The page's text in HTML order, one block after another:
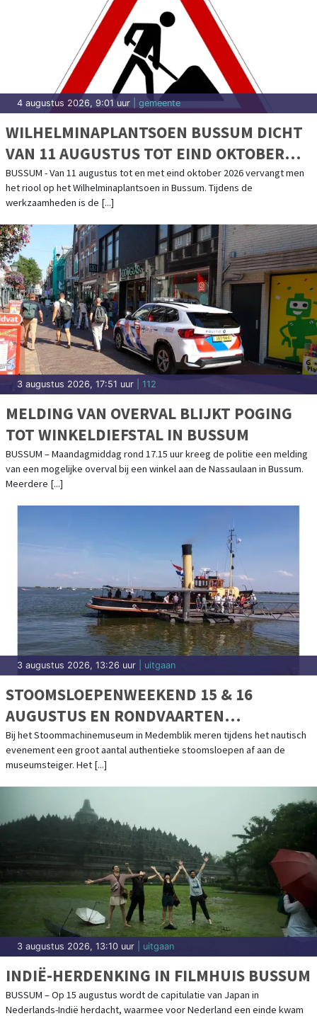
4 augustus 2026, 9:01 uur | gemeente
WILHELMINAPLANTSOEN BUSSUM DICHT
VAN 11 AUGUSTUS TOT EIND OKTOBER
2026
BUSSUM - Van 11 augustus tot en met eind oktober 2026 vervangt men
het riool op het Wilhelminaplantsoen in Bussum. Tijdens de
werkzaamheden is de [...]
3 augustus 2026, 17:51 uur | 112
MELDING VAN OVERVAL BLIJKT POGING
TOT WINKELDIEFSTAL IN BUSSUM
BUSSUM – Maandagmiddag rond 17.15 uur kreeg de politie een melding
van een mogelijke overval bij een winkel aan de Nassaulaan in Bussum.
Meerdere [...]
3 augustus 2026, 13:26 uur | uitgaan
STOOMSLOEPENWEEKEND 15 & 16
AUGUSTUS EN RONDVAARTEN
IJSSELMEER
Bij het Stoommachinemuseum in Medemblik meren tijdens het nautisch
evenement een groot aantal authentieke stoomsloepen af aan de
museumsteiger. Het [...]
3 augustus 2026, 13:10 uur | uitgaan
INDIË-HERDENKING IN FILMHUIS BUSSUM
BUSSUM – Op 15 augustus wordt de capitulatie van Japan in
Nederlands-Indië herdacht, waarmee voor Nederland een einde kwam